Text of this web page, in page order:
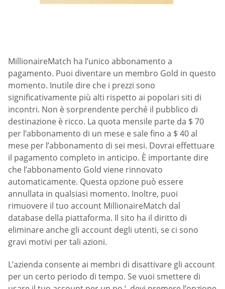
MillionaireMatch ha l’unico abbonamento a
pagamento. Puoi diventare un membro Gold in questo
momento. Inutile dire che i prezzi sono
significativamente più alti rispetto ai popolari siti di
incontri. Non è sorprendente perché il pubblico di
destinazione è ricco. La quota mensile parte da $ 70
per l’abbonamento di un mese e sale fino a $ 40 al
mese per l’abbonamento di sei mesi. Dovrai effettuare
il pagamento completo in anticipo. È importante dire
che l’abbonamento Gold viene rinnovato
automaticamente. Questa opzione può essere
annullata in qualsiasi momento. Inoltre, puoi
rimuovere il tuo account MillionaireMatch dal
database della piattaforma. Il sito ha il diritto di
eliminare anche gli account degli utenti, se ci sono
gravi motivi per tali azioni.
L’azienda consente ai membri di disattivare gli account
per un certo periodo di tempo. Se vuoi smettere di